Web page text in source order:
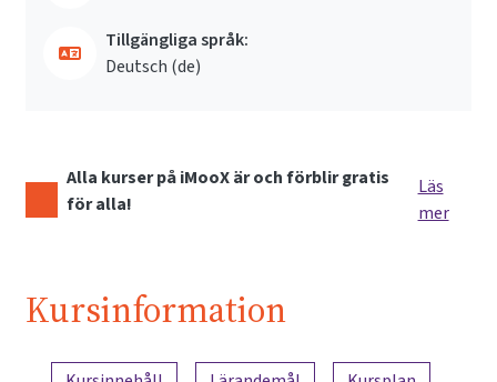
Tillgängliga språk:
Deutsch ‎(de)‎
Alla kurser på iMooX är och förblir gratis
för alla!
Läs
mer
Kursinformation
Innehållsöversikt